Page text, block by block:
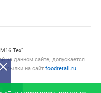
на данном сайте, допускается
на сайт foodretail.ru